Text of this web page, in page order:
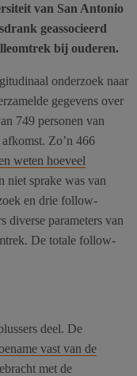
van San Antonio
geassocieerd
bij ouderen.
onderzoek naar
gegevens over
749 personen van
Zo’n 466
weten hoeveel
niet sprake was van
en drie follow-
diverse parameters van
De totale follow-
deel. De
vast van de
met de